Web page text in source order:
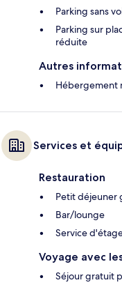
Parking sans
Parking sur
réduite
Autres
Hébergement
Services et
Restauration
Petit déjeuner
Bar/lounge
Service
Voyage avec
Séjour gratuit